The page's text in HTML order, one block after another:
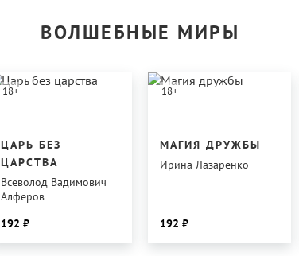
ВОЛШЕБНЫЕ МИРЫ
18+
ЦАРЬ БЕЗ
ЦАРСТВА
Всеволод Вадимович
Алферов
192
18+
МАГИЯ ДРУЖБЫ
Ирина Лазаренко
192